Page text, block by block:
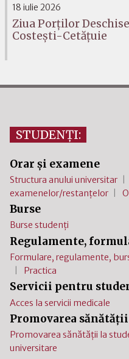
18 iulie 2026
Ziua Porților
Costești-Cetățuie
STUDENȚI:
Orar și examene
Structura anului universitar
examenelor/restanțelor
Burse
Burse studenți
Regulamente,
Formulare, regulamente,
Practica
Servicii pentru
Acces la servicii medicale
Promovarea sănătății
Promovarea sănătății la
universitare